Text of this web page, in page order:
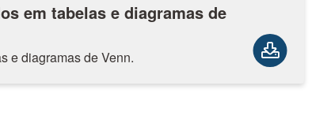
em tabelas e diagramas de
e diagramas de Venn.